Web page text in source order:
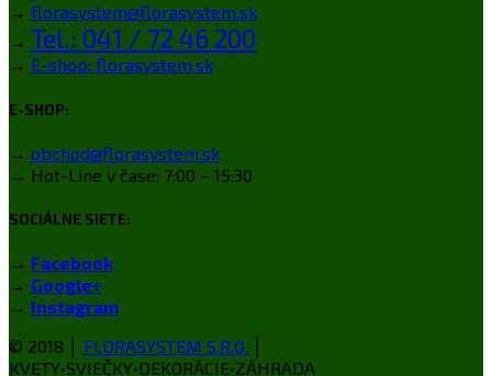
→ florasystem@florasystem.sk
→ Tel.: 041 / 72 46 200
→ E-shop: florasystem.sk
E-SHOP:
→ obchod@florasystem.sk
→ Hot-Line v čase: 7:00 – 15:30
SOCIÁLNE SIETE:
→ Facebook
→ Google+
→ Instagram
© 2018 │ FLORASYSTEM S.R.O.
KVETY•SVIEČKY•DEKORÁCIE•ZÁHRADA